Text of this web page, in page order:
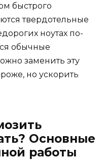
быстрого
твердотельные
ноутах по-
обычные
заменить эту
но ускорить
Основные
работы